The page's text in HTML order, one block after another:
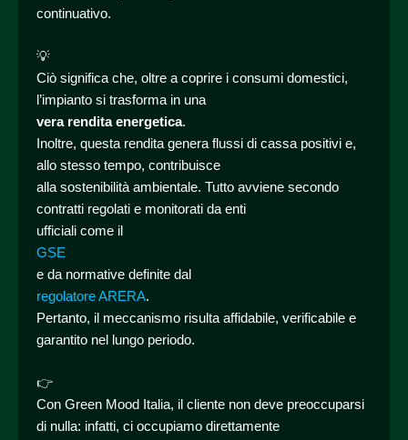
continuativo.
💡
Ciò significa che, oltre a coprire i consumi domestici,
l’impianto si trasforma in una
vera rendita energetica.
Inoltre, questa rendita genera flussi di cassa positivi e,
allo stesso tempo, contribuisce
alla sostenibilità ambientale. Tutto avviene secondo
contratti regolati e monitorati da enti
ufficiali come il
GSE
e da normative definite dal
regolatore ARERA.
Pertanto, il meccanismo risulta affidabile, verificabile e
garantito nel lungo periodo.
👉
Con Green Mood Italia, il cliente non deve preoccuparsi
di nulla: infatti, ci occupiamo direttamente